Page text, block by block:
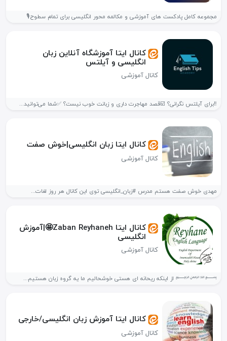
مجموعه کامل پادکست های آموزشی و مکالمه محور انگلیسی برای تمام سطوح🎙
کانال ایتا آموزشگاه آنلاین زبان
انگلیسی و آیلتس
کانال آموزشی
‼️برای آیلتس نگرانی؟ ☑️قصد مهاجرت داری و زبانت خوب نیست؟ ✅شما می‌توانید...
کانال ایتا زبان انگلیسی|خوش صفت
کانال آموزشی
مهدی خوش صفت هستم مدرس #زبان_انگلیسی توی این کانال هر روز لغات...
کانال ایتا Zaban Reyhaneh🤩|آموزش
انگلیسی
کانال آموزشی
﷽ از اینکه ریحانه ای هستی خوشحالیم ما یه گروه زبان هستیم...
کانال ایتا آموزش زبان انگلیسی/خارجی
کانال آموزشی